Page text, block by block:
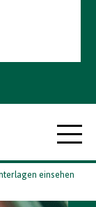
einsehen